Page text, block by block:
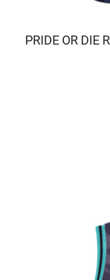
PRIDE OR DIE